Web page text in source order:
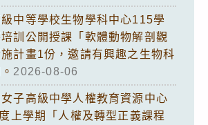
中等學校生物學科中心115學
訓公開授課「軟體動物解剖觀
計畫1份，邀請有興趣之生物科
2026-08-06
子高級中學人權教育資源中心
上學期「人權及轉型正義課程